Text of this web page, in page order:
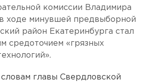
комиссии Владимира
ходе минувшей предвыборной
район Екатеринбурга стал
средоточием «грязных
главы Свердловской